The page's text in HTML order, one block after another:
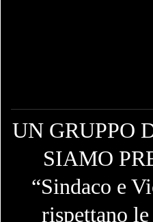
UN GRUPPO
SIAMO
“Sindaco e
rispettano le